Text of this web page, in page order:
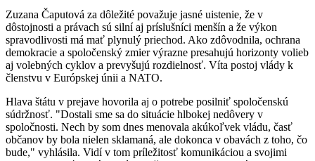
Zuzana Čaputová za dôležité považuje jasné uistenie, že v
dôstojnosti a právach sú silní aj príslušníci menšín a že výkon
spravodlivosti má mať plynulý priechod. Ako zdôvodnila, ochrana
demokracie a spoločenský zmier výrazne presahujú horizonty volieb
aj volebných cyklov a prevyšujú rozdielnosť. Víta postoj vlády k
členstvu v Európskej únii a NATO.
Hlava štátu v prejave hovorila aj o potrebe posilniť spoločenskú
súdržnosť. "Dostali sme sa do situácie hlbokej nedôvery v
spoločnosti. Nech by som dnes menovala akúkoľvek vládu, časť
občanov by bola nielen sklamaná, ale dokonca v obavách z toho, čo
bude," vyhlásila. Vidí v tom príležitosť komunikáciou a svojimi